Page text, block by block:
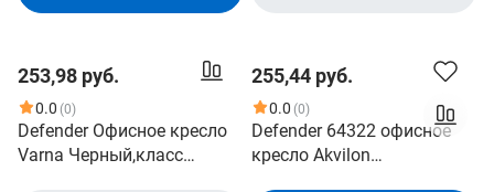
253,98 руб.
0.0 (0)
Defender Офисное кресло
Varna Черный,класс
255,44 руб.
0.0 (0)
Defender 64322 офисное
кресло Akvilon